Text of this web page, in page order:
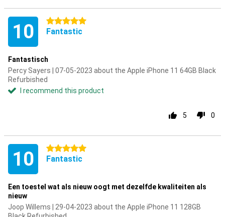
10 5 stars
Fantastic
Fantastisch
Percy Sayers | 07-05-2023 about the Apple iPhone 11 64GB Black
Refurbished
I recommend this product
5 0
10 5 stars
Fantastic
Een toestel wat als nieuw oogt met dezelfde kwaliteiten als
nieuw
Joop Willems | 29-04-2023 about the Apple iPhone 11 128GB